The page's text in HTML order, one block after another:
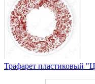
Трафарет пластиковый